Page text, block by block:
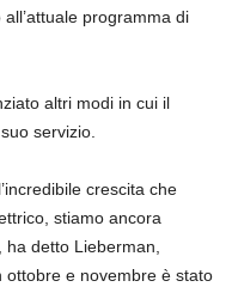
programma di
altri modi in cui il
servizio.
crescita che
stiamo ancora
ha detto Lieberman,
ottobre e novembre è stato